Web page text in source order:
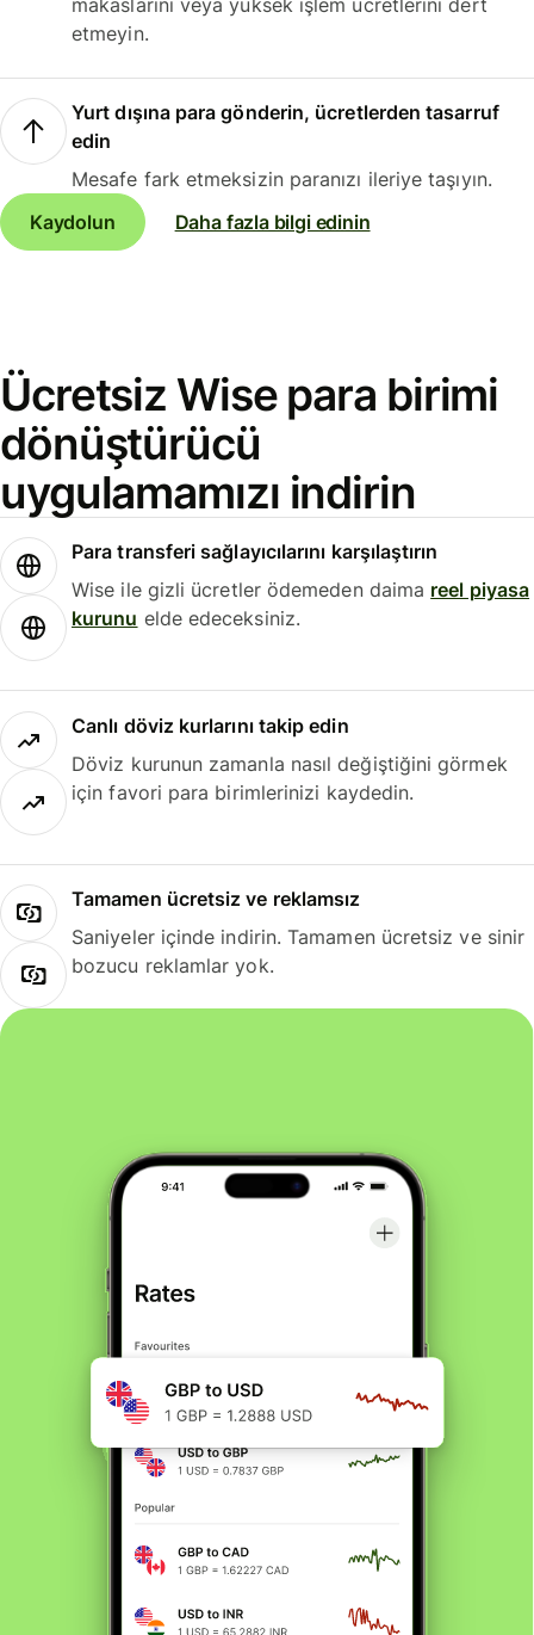
makaslarını veya yüksek işlem ücretlerini dert
etmeyin.
Yurt dışına para gönderin, ücretlerden tasarruf
edin
Mesafe fark etmeksizin paranızı ileriye taşıyın.
Kaydolun
Daha fazla bilgi edinin
Ücretsiz Wise para birimi
dönüştürücü
uygulamamızı indirin
Para transferi sağlayıcılarını karşılaştırın
Wise ile gizli ücretler ödemeden daima reel piyasa
kurunu elde edeceksiniz.
Canlı döviz kurlarını takip edin
Döviz kurunun zamanla nasıl değiştiğini görmek
için favori para birimlerinizi kaydedin.
Tamamen ücretsiz ve reklamsız
Saniyeler içinde indirin. Tamamen ücretsiz ve sinir
bozucu reklamlar yok.